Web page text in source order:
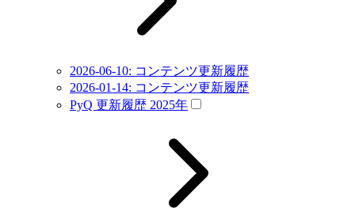
2026-06-10: コンテンツ更新履歴
2026-01-14: コンテンツ更新履歴
PyQ 更新履歴 2025年